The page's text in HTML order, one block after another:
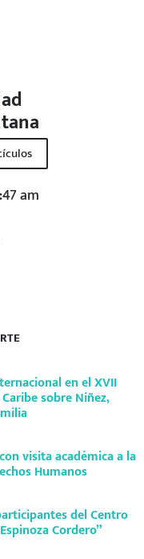
am
en el XVII
sobre Niñez,
visita académica a la
Humanos
del Centro
Cordero”